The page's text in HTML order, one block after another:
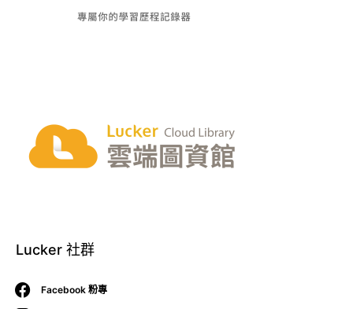
Lucker 社群
Facebook 粉專